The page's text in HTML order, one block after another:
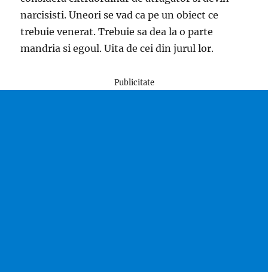
narcisisti. Uneori se vad ca pe un obiect ce
trebuie venerat. Trebuie sa dea la o parte
mandria si egoul. Uita de cei din jurul lor.
Publicitate